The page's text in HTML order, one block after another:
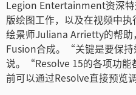
Legion Entertainment资深
版绘图工作，以及在视频中
绘景师Juliana Arrietty的帮助
Fusion合成。“关键是要保
说。“Resolve 15的各项功
前可以通过Resolve直接预览